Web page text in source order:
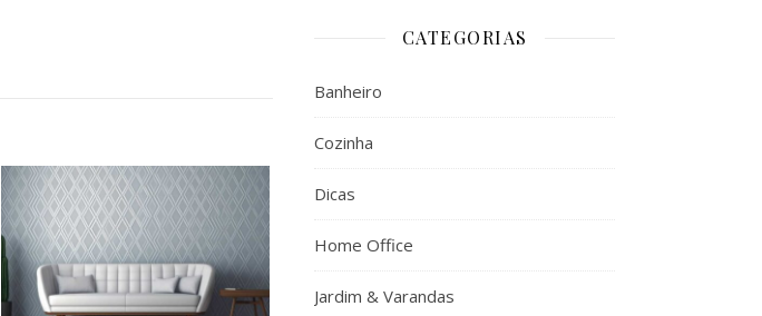
CATEGORIAS
Banheiro
Cozinha
Dicas
Home Office
Jardim & Varandas